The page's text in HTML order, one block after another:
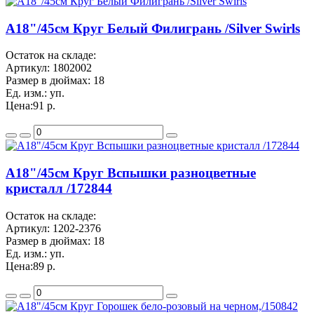
A18"/45см Круг Белый Филигрань /Silver Swirls
Остаток на складе:
Артикул: 1802002
Размер в дюймах: 18
Ед. изм.: уп.
Цена:91 р.
A18"/45см Круг Вспышки разноцветные
кристалл /172844
Остаток на складе:
Артикул: 1202-2376
Размер в дюймах: 18
Ед. изм.: уп.
Цена:89 р.